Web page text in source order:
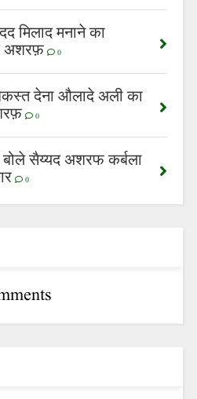
मिलाद मनाने का
अशरफ़ 0
देना औलादे अली का
0
बोले सैय्यद अशरफ कर्बला
0